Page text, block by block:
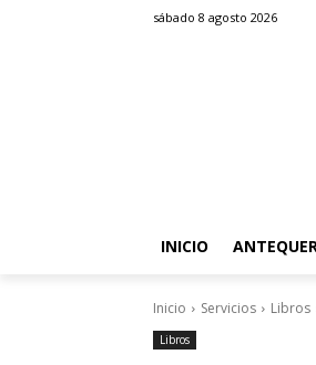
sábado 8 agosto 2026
INICIO
Inicio Servicios Libros
Libros